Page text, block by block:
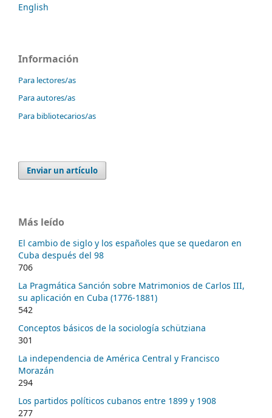
English
Información
Para lectores/as
Para autores/as
Para bibliotecarios/as
Enviar un artículo
Más leído
El cambio de siglo y los españoles que se quedaron en
Cuba después del 98
706
La Pragmática Sanción sobre Matrimonios de Carlos III,
su aplicación en Cuba (1776-1881)
542
Conceptos básicos de la sociología schütziana
301
La independencia de América Central y Francisco
Morazán
294
Los partidos políticos cubanos entre 1899 y 1908
277